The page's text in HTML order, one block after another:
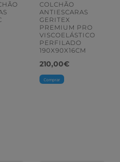
COLCHÃO
ANTIESCARAS
GERITEX
PREMIUM PRO
VISCOELÁSTICO
PERFILADO
190X90X16CM
210,00€
Comprar